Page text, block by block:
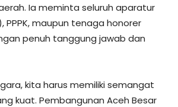
Ia meminta seluruh aparatur
PPPK, maupun tenaga honorer
penuh tanggung jawab dan
kita harus memiliki semangat
kuat. Pembangunan Aceh Besar